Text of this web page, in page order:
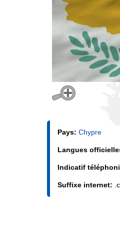
Pays: Chypre
Langues
Indicatif
Suffixe internet: